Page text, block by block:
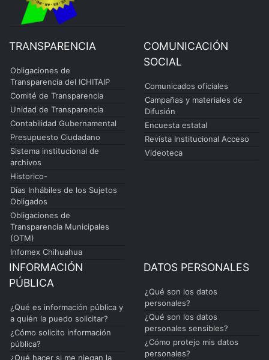
TRANSPARENCIA
Obligaciones de
Transparencia del ICHITAIP
Comité de Transparencia
Unidad de Transparencia
Contabilidad Gubernamental
Presupuesto Ciudadano
Sistema institucional de
archivos
Historico-
Días Inhábiles de los Sujetos
Obligados
Obligaciones de
Transparencia Municipales
(OTM)
Infomex Chihuahua
COMUNICACIÓN
SOCIAL
Comunicados oficiales
Campañas y materiales de
Difusión
Encuesta estatal
Revista Institucional Acceso
Videoteca
INFORMACIÓN
PÚBLICA
¿Qué es información pública y
a quién la puedo solicitar?
¿Cómo solicito información
pública?
¿Qué hacer si me niegan la
DATOS PERSONALES
¿Qué son los datos
personales?
¿Qué son los datos
personales sensibles?
¿Cómo protejo mis datos
personales?